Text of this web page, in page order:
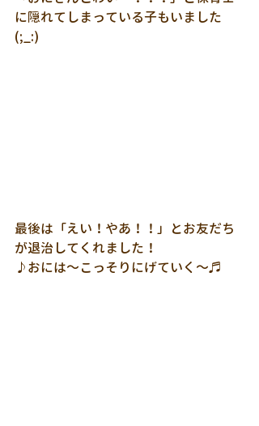
に隠れてしまっている子もいました
(;_:)
最後は「えい！やあ！！」とお友だち
が退治してくれました！
♪おには～こっそりにげていく～♬